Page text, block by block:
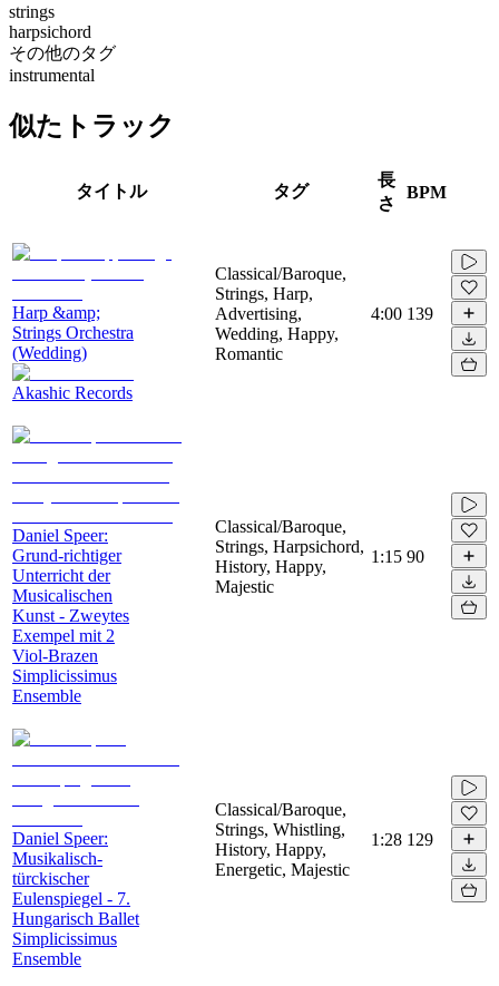
strings
harpsichord
その他のタグ
instrumental
似たトラック
タイトル タグ
長
さ
BPM
Harp &amp;
Strings Orchestra
(Wedding)
Akashic Records
Classical/Baroque,
Strings, Harp,
Advertising,
Wedding, Happy,
Romantic
4:00 139
Daniel Speer:
Grund-richtiger
Unterricht der
Musicalischen
Kunst - Zweytes
Exempel mit 2
Viol-Brazen
Simplicissimus
Ensemble
Classical/Baroque,
Strings, Harpsichord,
History, Happy,
Majestic
1:15 90
Daniel Speer:
Musikalisch-
türckischer
Eulenspiegel - 7.
Hungarisch Ballet
Simplicissimus
Ensemble
Classical/Baroque,
Strings, Whistling,
History, Happy,
Energetic, Majestic
1:28 129